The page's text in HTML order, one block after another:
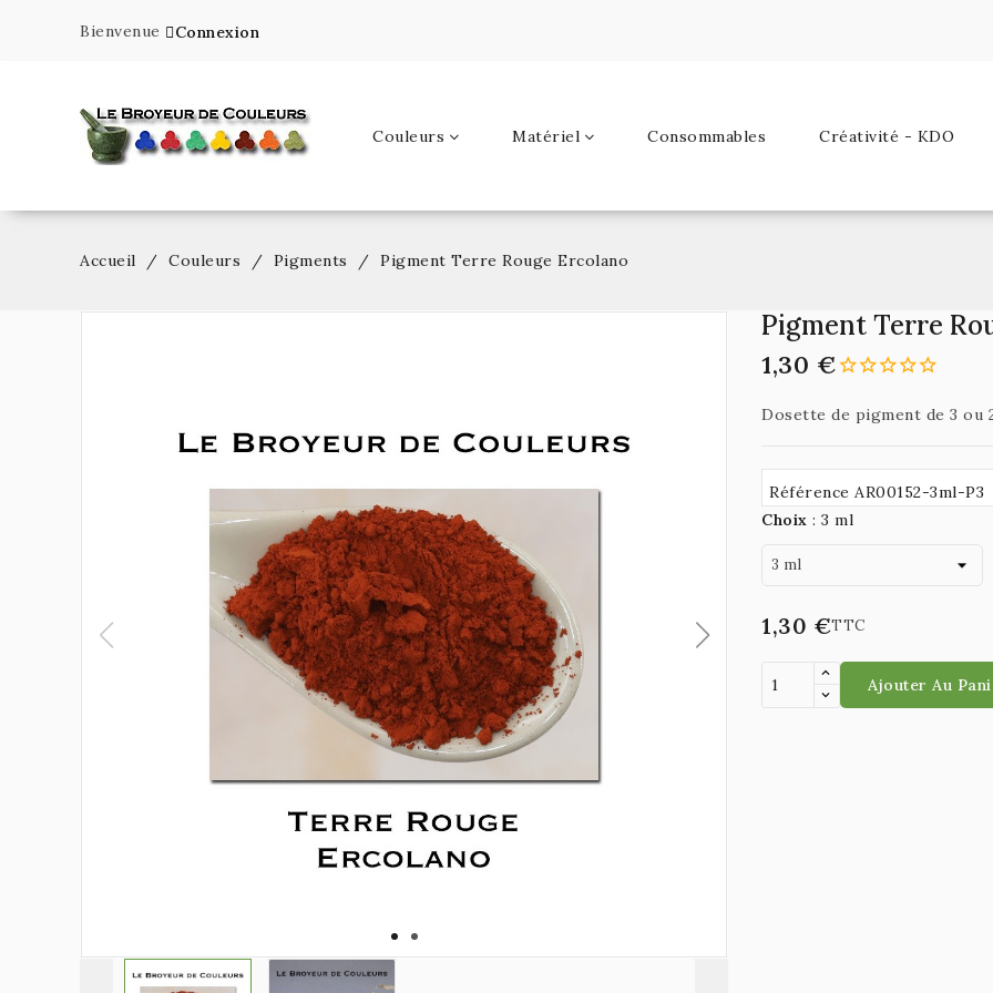
Bienvenue Connexion
Couleurs Matériel Consommables Créativité - KDO
Accueil Couleurs Pigments Pigment Terre Rouge Ercolano
Pigment Terre
1,30 €
Dosette de pigment de 3 ou
Référence AR00152-3ml-P3
Choix : 3 ml
1,30 €TTC
Ajouter Au